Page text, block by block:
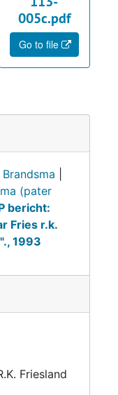
005c.pdf
Go to file
(pater
bericht:
Fries r.k.
1993
Friesland